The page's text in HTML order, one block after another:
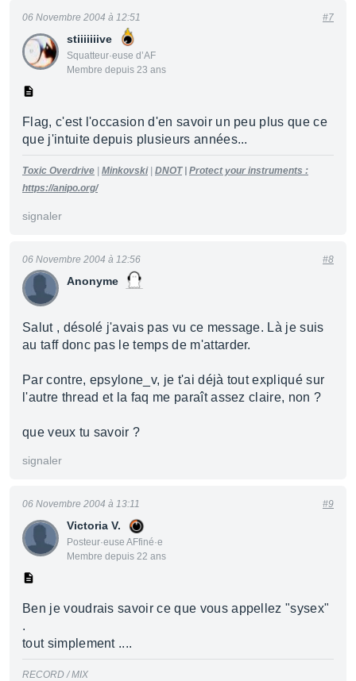
stiiiiiiive
Squatteur·euse d’AF
Membre depuis 23 ans
06 Novembre 2004 à 12:51 #7
Flag, c'est l'occasion d'en savoir un peu plus que ce
que j'intuite depuis plusieurs années...
Toxic Overdrive Minkovski| DNOT| Protect your instruments :
https://anipo.org/
signaler
Anonyme
06 Novembre 2004 à 12:56 #8
Salut , désolé j'avais pas vu ce message. Là je suis
au taff donc pas le temps de m'attarder.
Par contre, epsylone_v, je t'ai déjà tout expliqué sur
l'autre thread et la faq me paraît assez claire, non ?
que veux tu savoir ?
signaler
Victoria V.
Posteur·euse AFfiné·e
Membre depuis 22 ans
06 Novembre 2004 à 13:11 #9
Ben je voudrais savoir ce que vous appellez "sysex"
.
tout simplement ....
RECORD / MIX